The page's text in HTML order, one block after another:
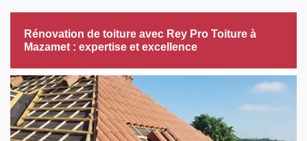
Rénovation de toiture avec Rey Pro Toiture à
Mazamet : expertise et excellence